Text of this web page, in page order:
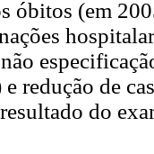
óbitos (em
redução de
do